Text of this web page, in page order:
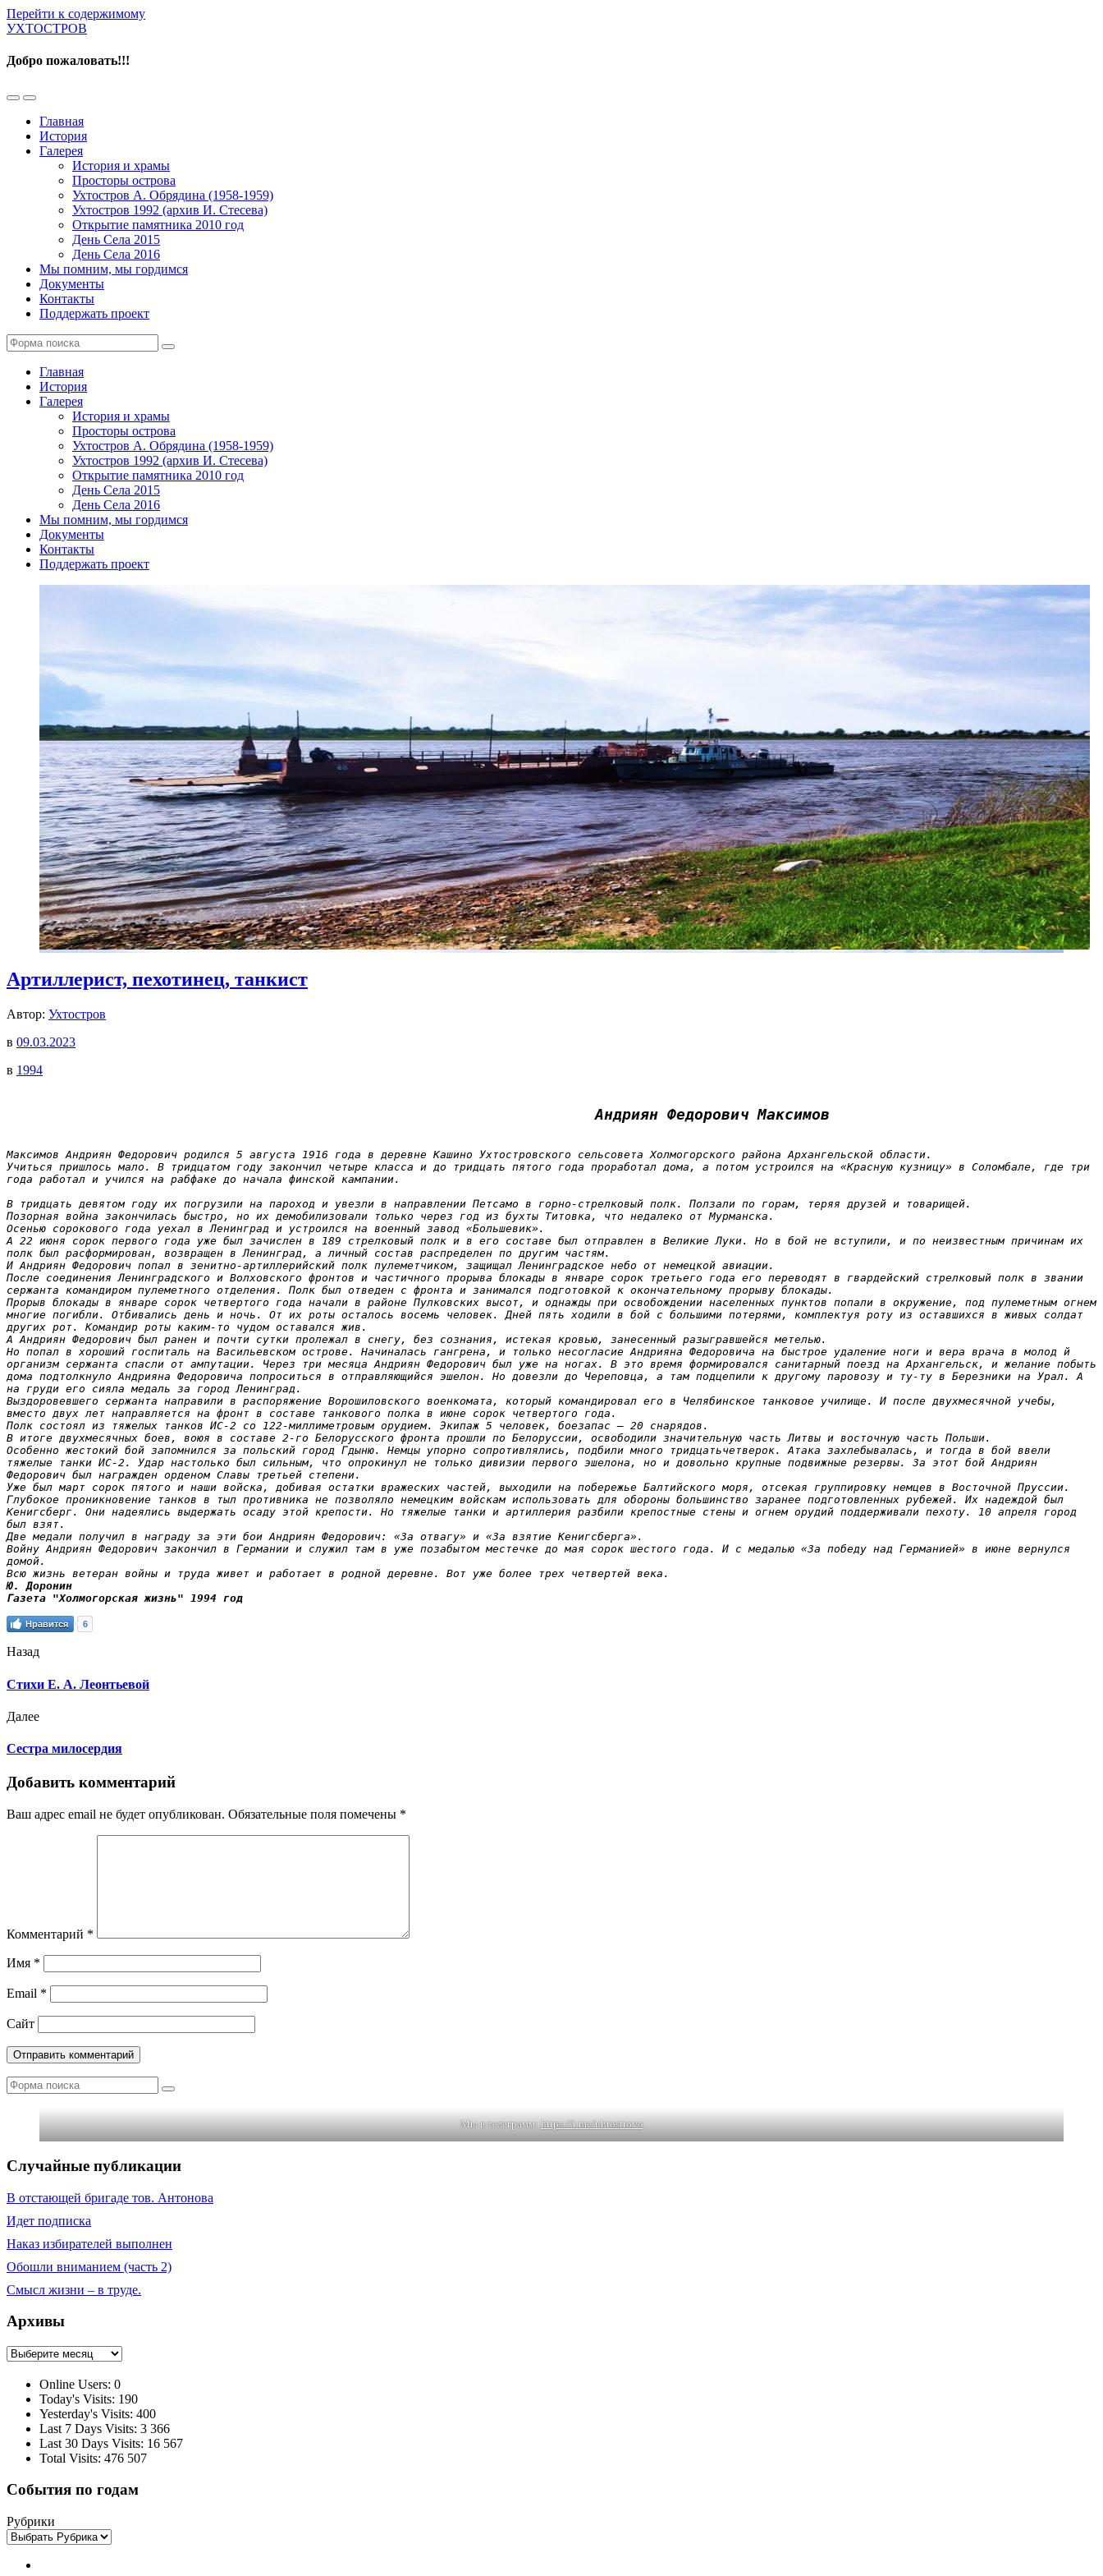
Перейти к содержимому
УХТОСТРОВ
Добро пожаловать!!!
Переключить
мобильное
меню
Переключить
поле
поиска
Главная
История
Галерея
История и храмы
Просторы острова
Ухтостров А. Обрядина (1958-1959)
Ухтостров 1992 (архив И. Стесева)
Открытие памятника 2010 год
День Села 2015
День Села 2016
Мы помним, мы гордимся
Документы
Контакты
Поддержать проект
Поиск
Главная
История
Галерея
История и храмы
Просторы острова
Ухтостров А. Обрядина (1958-1959)
Ухтостров 1992 (архив И. Стесева)
Открытие памятника 2010 год
День Села 2015
День Села 2016
Мы помним, мы гордимся
Документы
Контакты
Поддержать проект
Артиллерист, пехотинец, танкист
Автор: Ухтостров
в 09.03.2023
в 1994
Андриян Федорович Максимов
Максимов Андриян Федорович родился 5 августа 1916 года в деревне Кашино Ухтостровского сельсовета Холмогорского района Архангельской области.
Учиться пришлось мало. В тридцатом году закончил четыре класса и до тридцать пятого года проработал дома, а потом устроился на «Красную кузницу» в Соломбале, где три
года работал и учился на рабфаке до начала финской кампании.
В тридцать девятом году их погрузили на пароход и увезли в направлении Петсамо в горно-стрелковый полк. Ползали по горам, теряя друзей и товарищей.
Позорная война закончилась быстро, но их демобилизовали только через год из бухты Титовка, что недалеко от Мурманска.
Осенью сорокового года уехал в Ленинград и устроился на военный завод «Большевик».
А 22 июня сорок первого года уже был зачислен в 189 стрелковый полк и в его составе был отправлен в Великие Луки. Но в бой не вступили, и по неизвестным причинам их
полк был расформирован, возвращен в Ленинград, а личный состав распределен по другим частям.
И Андриян Федорович попал в зенитно-артиллерийский полк пулеметчиком, защищал Ленинградское небо от немецкой авиации.
После соединения Ленинградского и Волховского фронтов и частичного прорыва блокады в январе сорок третьего года его переводят в гвардейский стрелковый полк в звании
сержанта командиром пулеметного отделения. Полк был отведен с фронта и занимался подготовкой к окончательному прорыву блокады.
Прорыв блокады в январе сорок четвертого года начали в районе Пулковских высот, и однажды при освобождении населенных пунктов попали в окружение, под пулеметным огнем
многие погибли. Отбивались день и ночь. От их роты осталось восемь человек. Дней пять ходили в бой с большими потерями, комплектуя роту из оставшихся в живых солдат
других рот. Командир роты каким-то чудом оставался жив.
А Андриян Федорович был ранен и почти сутки пролежал в снегу, без сознания, истекая кровью, занесенный разыгравшейся метелью.
Но попал в хороший госпиталь на Васильевском острове. Начиналась гангрена, и только несогласие Андрияна Федоровича на быстрое удаление ноги и вера врача в молод й
организм сержанта спасли от ампутации. Через три месяца Андриян Федорович был уже на ногах. В это время формировался санитарный поезд на Архангельск, и желание побыть
дома подтолкнуло Андрияна Федоровича попроситься в отправляющийся эшелон. Но довезли до Череповца, а там подцепили к другому паровозу и ту-ту в Березники на Урал. А
на груди его сияла медаль за город Ленинград.
Выздоровевшего сержанта направили в распоряжение Ворошиловского военкомата, который командировал его в Челябинское танковое училище. И после двухмесячной учебы,
вместо двух лет направляется на фронт в составе танкового полка в июне сорок четвертого года.
Полк состоял из тяжелых танков ИС-2 со 122-миллиметровым орудием. Экипаж 5 человек, боезапас — 20 снарядов.
В итоге двухмесячных боев, воюя в составе 2-го Белорусского фронта прошли по Белоруссии, освободили значительную часть Литвы и восточную часть Польши.
Особенно жестокий бой запомнился за польский город Гдыню. Немцы упорно сопротивлялись, подбили много тридцатьчетверок. Атака захлебывалась, и тогда в бой ввели
тяжелые танки ИС-2. Удар настолько был сильным, что опрокинул не только дивизии первого эшелона, но и довольно крупные подвижные резервы. За этот бой Андриян
Федорович был награжден орденом Славы третьей степени.
Уже был март сорок пятого и наши войска, добивая остатки вражеских частей, выходили на побережье Балтийского моря, отсекая группировку немцев в Восточной Пруссии.
Глубокое проникновение танков в тыл противника не позволяло немецким войскам использовать для обороны большинство заранее подготовленных рубежей. Их надеждой был
Кенигсберг. Они надеялись выдержать осаду этой крепости. Но тяжелые танки и артиллерия разбили крепостные стены и огнем орудий поддерживали пехоту. 10 апреля город
был взят.
Две медали получил в награду за эти бои Андриян Федорович: «За отвагу» и «За взятие Кенигсберга».
Войну Андриян Федорович закончил в Германии и служил там в уже позабытом местечке до мая сорок шестого года. И с медалью «За победу над Германией» в июне вернулся
домой.
Всю жизнь ветеран войны и труда живет и работает в родной деревне. Вот уже более трех четвертей века.
Ю. Доронин
Газета "Холмогорская жизнь" 1994 год
Нравится 6
Назад
Стихи Е. А. Леонтьевой
Далее
Сестра милосердия
Добавить комментарий
Ваш адрес email не будет опубликован. Обязательные поля помечены *
Комментарий *
Имя *
Email *
Сайт
Поиск
Мы в телеграмм:https://t.me/uhtostrovo
Случайные публикации
В отстающей бригаде тов. Антонова
Идет подписка
Наказ избирателей выполнен
Обошли вниманием (часть 2)
Смысл жизни – в труде.
Архивы
Архивы
Online Users: 0
Today's Visits: 190
Yesterday's Visits: 400
Last 7 Days Visits: 3 366
Last 30 Days Visits: 16 567
Total Visits: 476 507
События по годам
Рубрики